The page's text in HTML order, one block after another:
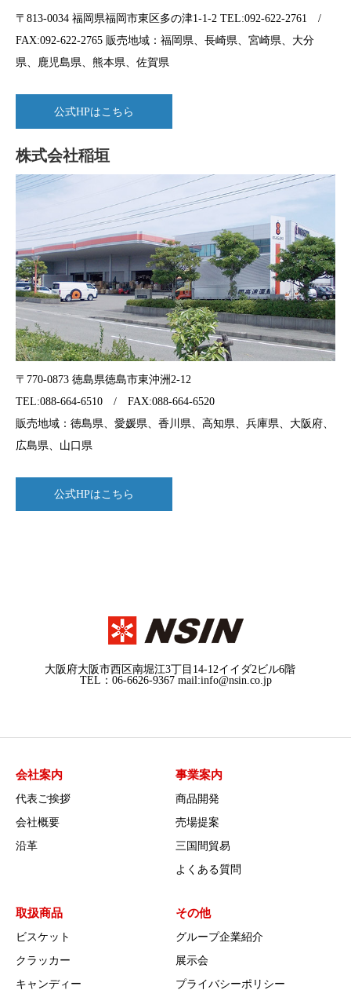
〒813-0034 福岡県福岡市東区多の津1-1-2 TEL:092-622-2761 /
FAX:092-622-2765 販売地域：福岡県、長崎県、宮崎県、大分
県、鹿児島県、熊本県、佐賀県
公式HPはこちら
株式会社稲垣
〒770-0873 徳島県徳島市東沖洲2-12
TEL:088-664-6510 / FAX:088-664-6520
販売地域：徳島県、愛媛県、香川県、高知県、兵庫県、大阪府、
広島県、山口県
公式HPはこちら
大阪府大阪市西区南堀江3丁目14-12イイダ2ビル6階
TEL：06-6626-9367 mail:info@nsin.co.jp
会社案内
代表ご挨拶
会社概要
沿革
事業案内
商品開発
売場提案
三国間貿易
よくある質問
取扱商品
ビスケット
クラッカー
キャンディー
その他
グループ企業紹介
展示会
プライバシーポリシー